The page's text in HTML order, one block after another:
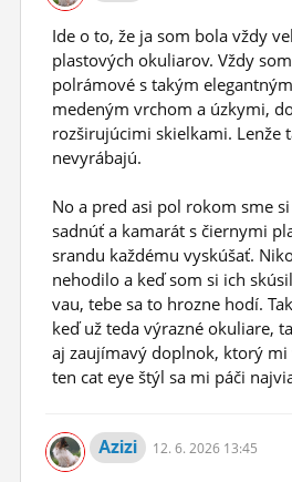
Ide o to, že ja som bola vždy
plastových okuliarov. Vždy
polrámové s takým
medeným vrchom a úzkymi,
rozširujúcimi skielkami. Lenže
nevyrábajú.
No a pred asi pol rokom sme
sadnúť a kamarát s čiernymi
srandu každému vyskúšať.
nehodilo a keď som si ich
vau, tebe sa to hrozne hodí.
keď už teda výrazné okuliare,
aj zaujímavý doplnok, ktorý
ten cat eye štýl sa mi páči
Azizi 12. 6. 2026 13:45